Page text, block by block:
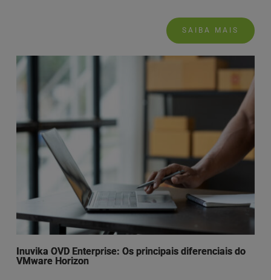
SAIBA MAIS
Inuvika OVD Enterprise: Os principais diferenciais do
VMware Horizon